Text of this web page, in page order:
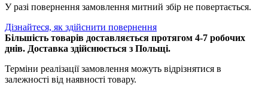
У разі повернення замовлення митний збір не повертається.
Дізнайтеся, як здійснити повернення
Більшість товарів доставляється протягом 4-7 робочих
днів. Доставка здійснюється з Польщі.
Терміни реалізації замовлення можуть відрізнятися в
залежності від наявності товару.